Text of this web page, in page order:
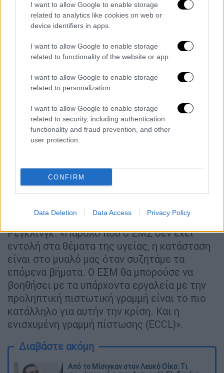
I want to allow Google to enable storage
related to analytics like cookies on web or
device identifiers in apps.
I want to allow Google to enable storage
related to functionality of the website or app.
I want to allow Google to enable storage
related to personalization.
I want to allow Google to enable storage
related to security, including authentication
functionality and fraud prevention, and other
user protection.
CONFIRM
Data Deletion Data Access Privacy Policy
συνέχισε της συμμετοχής της Ευρωπαϊκής
Τράπεζας Επενδύσεων. «Σήμερα συζητήσαμε
του ΕΜΣ και της Ευρωπαϊκής Τράπεζας
Επενδύσεων, δίνοντας ρευστότητα στις
μικρομεσαίες επιχειρήσεις αλλά και η
Κομισιόν να υποστηρίξει θέσεις εργασίας
«Σίγουρα θα αντιμετωπίσουμε ύφεση, αλλά
μένει να δούμε πόσο καιρό θα μείνει σε
lockdown η οικονομία και πόσο βαθιά θα έχει
Πάολο Τζεντιλόνι.
«Είναι η μεγαλύτερη κρίση από την εποχή
της Ισπανικής γρίπης πριν από 100 χρόνια»,
είπε ο επικεφαλής του ΕΜΣ Κλάους
Ρέγκλινγκ. «Παρόλο που ο ΕΜΣ δεν έχει
εντολή στα θέματα της υγείας, η κατάσταση
είναι στο μυαλό μας όταν συζητάμε τα
επόμενα βήματα. Ο ΕΣΜ θα μπορούσε να
βοηθήσει με τα υπάρχοντα εργαλεία με την
προληπτική πιστωτική γραμμή είναι το πιο
κατάλληλο για αυτήν την κρίση. Και η
ενισχυμένη γραμμή πίστωσης (ECCL)».
Διαβάστε ακόμη
Από το Μίσιγκαν στον Λευκό Οίκο: Τι